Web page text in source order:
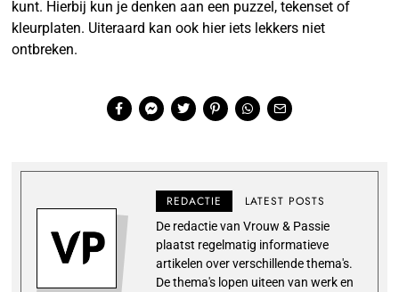
kunt. Hierbij kun je denken aan een puzzel, tekenset of
kleurplaten. Uiteraard kan ook hier iets lekkers niet
ontbreken.
REDACTIE LATEST POSTS
De redactie van Vrouw & Passie
plaatst regelmatig informatieve
artikelen over verschillende thema's.
De thema's lopen uiteen van werk en